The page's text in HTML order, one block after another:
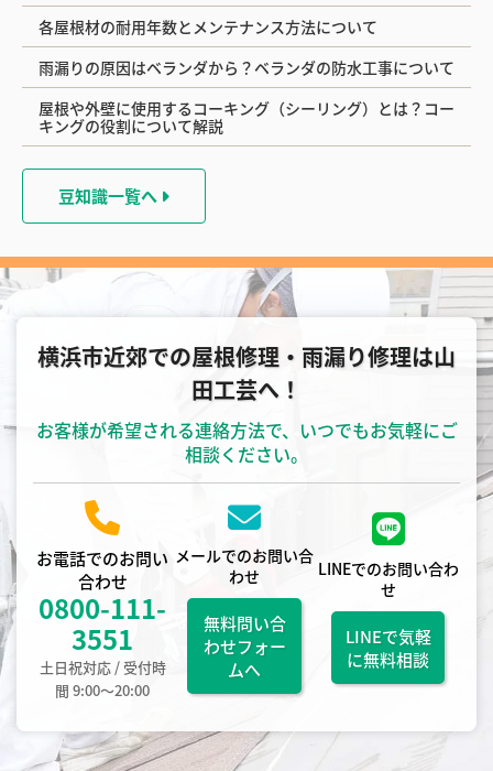
各屋根材の耐用年数とメンテナンス方法について
雨漏りの原因はベランダから？ベランダの防水工事について
屋根や外壁に使用するコーキング（シーリング）とは？コー
キングの役割について解説
豆知識一覧へ
横浜市近郊での屋根修理・雨漏り修理は山
田工芸へ！
お客様が希望される連絡方法で、いつでもお気軽にご
相談ください。
お電話でのお問い
合わせ
0800-111-
3551
土日祝対応 / 受付時
間 9:00〜20:00
メールでのお問い合
わせ
無料問い合
わせフォー
ムへ
LINEでのお問い合わ
せ
LINEで気軽
に無料相談